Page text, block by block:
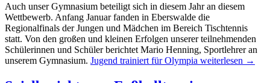
Auch unser Gymnasium beteiligt sich in diesem Jahr an diesem
Wettbewerb. Anfang Januar fanden in Eberswalde die
Regionalfinals der Jungen und Mädchen im Bereich Tischtennis
statt. Von den großen und kleinen Erfolgen unserer teilnehmenden
Schülerinnen und Schüler berichtet Mario Henning, Sportlehrer an
unserem Gymnasium. Jugend trainiert für Olympia weiterlesen →